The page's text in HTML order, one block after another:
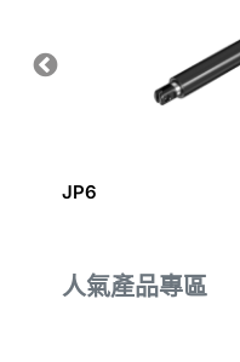
JP6
人氣產品專區